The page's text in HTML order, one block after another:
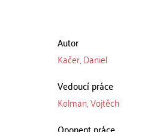
Autor
Kačer, Daniel
Vedoucí práce
Kolman, Vojtěch